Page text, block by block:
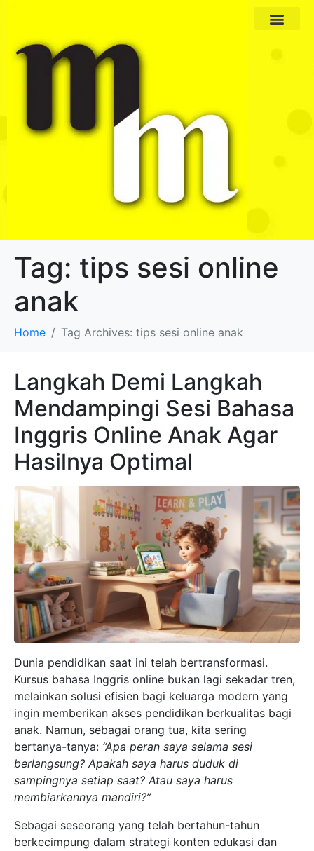
Tag: tips sesi online
anak
Home Tag Archives: tips sesi online anak
Langkah Demi Langkah
Mendampingi Sesi Bahasa
Inggris Online Anak Agar
Hasilnya Optimal
Dunia pendidikan saat ini telah bertransformasi.
Kursus bahasa Inggris online bukan lagi sekadar tren,
melainkan solusi efisien bagi keluarga modern yang
ingin memberikan akses pendidikan berkualitas bagi
anak. Namun, sebagai orang tua, kita sering
bertanya-tanya: “Apa peran saya selama sesi
berlangsung? Apakah saya harus duduk di
sampingnya setiap saat? Atau saya harus
membiarkannya mandiri?”
Sebagai seseorang yang telah bertahun-tahun
berkecimpung dalam strategi konten edukasi dan